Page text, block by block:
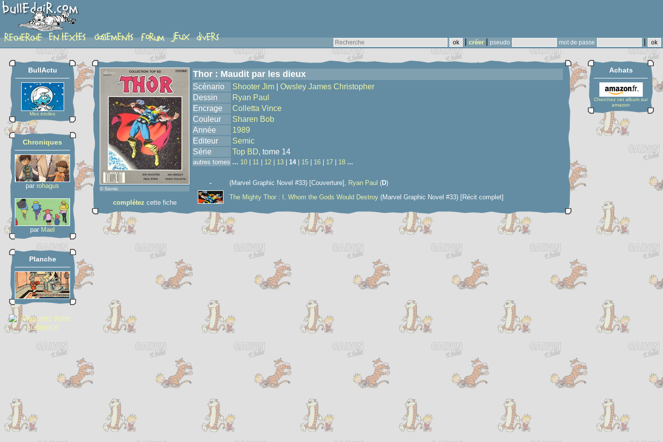
créer pseudo mot de passe
album
BullActu
Mes étoiles
Chroniques
par rohagus
par Mael
Planche
© Semic
complétez cette fiche
Thor : Maudit par les dieux
Scénario Shooter Jim
Owsley James Christopher
Dessin
Ryan Paul
Encrage
Colletta Vince
Couleur
Sharen Bob
Année
1989
Editeur
Semic
Série
Top BD, tome 14
autres tomes ... 10 11 12 13 14| 15 16 17 18 ...
- (Marvel Graphic Novel #33) [Couverture], Ryan Paul (D)
The Mighty Thor : I, Whom the Gods Would Destroy (Marvel Graphic Novel #33) [Récit complet]
Achats
Cherchez cet album sur
amazon